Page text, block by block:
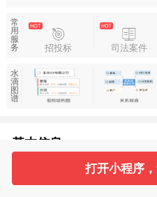
常
用
服
务
招投标 司法案件
水
滴
图
谱
基本信息
1
打开小程序